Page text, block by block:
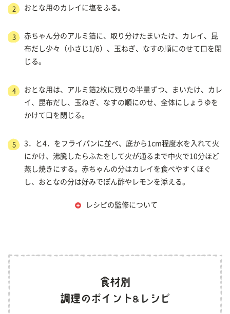
2 おとな用のカレイに塩をふる。
3
赤ちゃん分のアルミ箔に、取り分けたまいたけ、カレイ、昆
布だし少々（小さじ1/6）、玉ねぎ、なすの順にのせて口を閉
じる。
4
おとな用は、アルミ箔2枚に残りの半量ずつ、まいたけ、カレ
イ、昆布だし、玉ねぎ、なすの順にのせ、全体にしょうゆを
かけて口を閉じる。
5
3．と4．をフライパンに並べ、底から1cm程度水を入れて火
にかけ、沸騰したらふたをして火が通るまで中火で10分ほど
蒸し焼きにする。赤ちゃんの分はカレイを食べやすくほぐ
し、おとなの分は好みでぽん酢やレモンを添える。
レシピの監修について